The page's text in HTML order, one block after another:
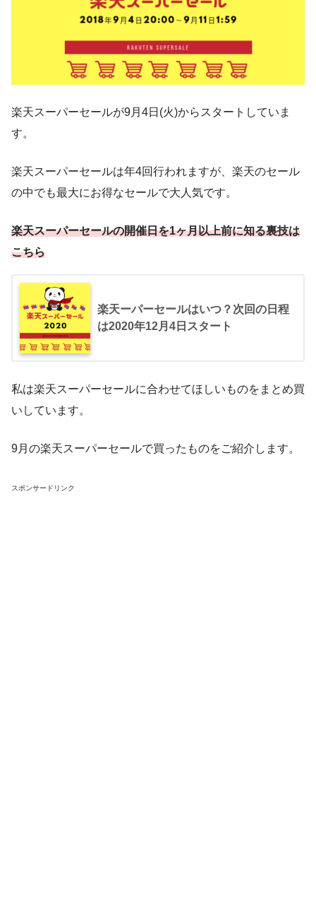
楽天スーパーセールが9月4日(火)からスタートしていま
す。
楽天スーパーセールは年4回行われますが、楽天のセール
の中でも最大にお得なセールで大人気です。
楽天スーパーセールの開催日を1ヶ月以上前に知る裏技は
こちら
楽天ーパーセールはいつ？次回の日程
は2020年12月4日スタート
私は楽天スーパーセールに合わせてほしいものをまとめ買
いしています。
9月の楽天スーパーセールで買ったものをご紹介します。
スポンサードリンク